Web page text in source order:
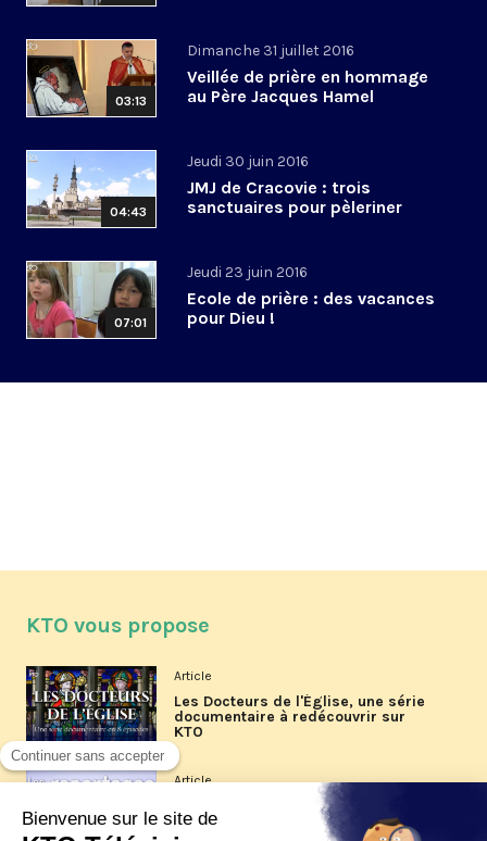
03:13
Dimanche 31 juillet 2016
Veillée de prière en hommage
au Père Jacques Hamel
04:43
Jeudi 30 juin 2016
JMJ de Cracovie : trois
sanctuaires pour pèleriner
07:01
Jeudi 23 juin 2016
Ecole de prière : des vacances
pour Dieu !
KTO vous propose
Article
Les Docteurs de l'Église, une série
documentaire à redécouvrir sur
KTO
Article
Les reportages d'été 2026 de KTO